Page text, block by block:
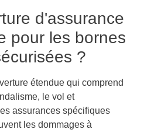
d'assurance
pour les bornes
?
étendue qui comprend
le vol et
assurances spécifiques
les dommages à